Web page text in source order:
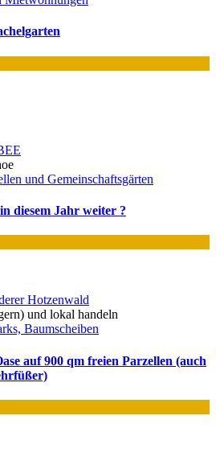
und Gemeinschaftsgärten
diesem Jahr weiter ?
Hotzenwald
und lokal handeln
Baumscheiben
auf 900 qm freien Parzellen (auch